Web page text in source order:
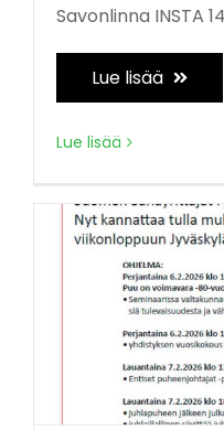
Savonlinna INSTA
Lue lisää
Lue lisää